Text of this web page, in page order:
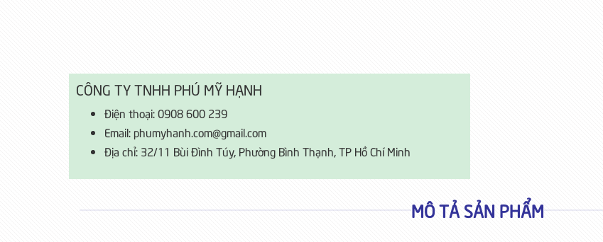
CÔNG TY TNHH PHÚ MỸ HẠNH
Điện thoại: 0908 600 239
Email: phumyhanh.com@gmail.com
Địa chỉ: 32/11 Bùi Đình Túy, Phường Bình Thạnh, TP Hồ Chí Minh
MÔ TẢ SẢN PHẨM